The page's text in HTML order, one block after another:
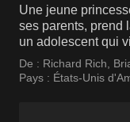
Une jeune
ses parents, prend
un adolescent qui
De : Richard Rich,
Pays : États-Unis